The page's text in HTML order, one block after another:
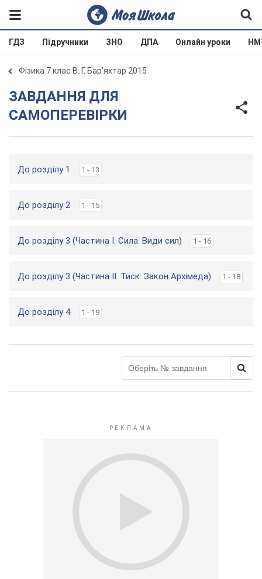
ГДЗ Підручники ЗНО ДПА Онлайн уроки
Фізика 7 клас В. Г. Бар’яхтар 2015
ЗАВДАННЯ ДЛЯ
САМОПЕРЕВІРКИ
До розділу 1 1 - 13
До розділу 2 1 - 15
До розділу 3 (Частина І. Сила. Види сил) 1 - 16
До розділу 3 (Частина ІІ. Тиск. Закон Архімеда) 1 - 18
До розділу 4 1 - 19